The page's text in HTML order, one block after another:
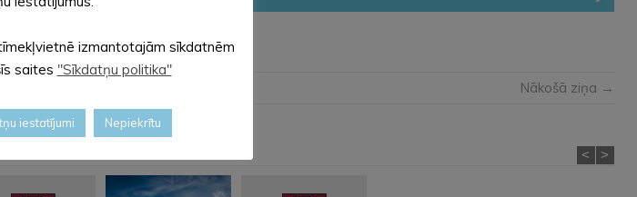
Nākošā ziņa →
< >
izmantotajām sīkdatnēm
saites "Sīkdatņu politika"
iestatījumi Nepiekrītu